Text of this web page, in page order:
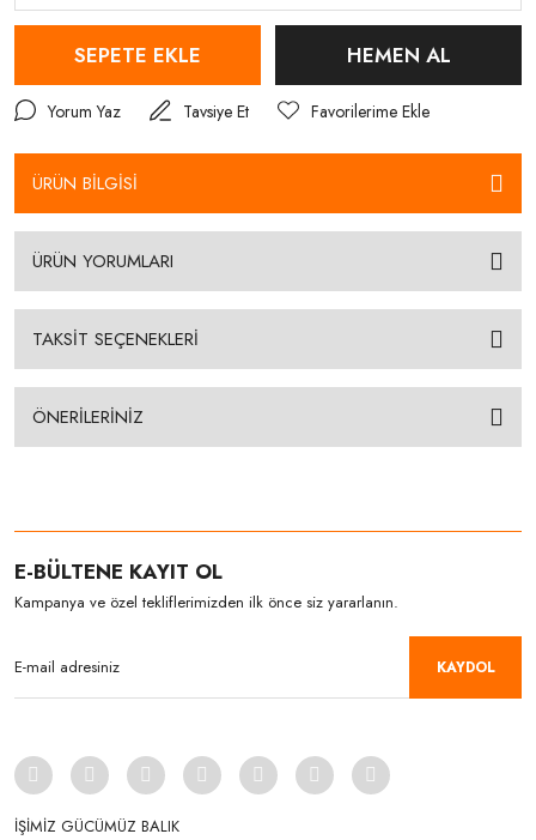
SEPETE EKLE HEMEN AL
Yorum Yaz Tavsiye Et
ÜRÜN BİLGİSİ
ÜRÜN YORUMLARI
TAKSİT SEÇENEKLERİ
ÖNERİLERİNİZ
E-BÜLTENE KAYIT OL
Kampanya ve özel tekliflerimizden ilk önce siz yararlanın.
KAYDOL
İŞİMİZ GÜCÜMÜZ BALIK